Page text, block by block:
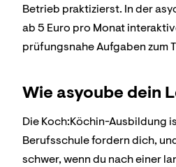
Betrieb praktizierst. In der
ab 5 Euro pro Monat
prüfungsnahe Aufgaben zum
Wie asyoube dein
Die Koch:Köchin-Ausbildung
Berufsschule fordern dich,
schwer, wenn du nach einer